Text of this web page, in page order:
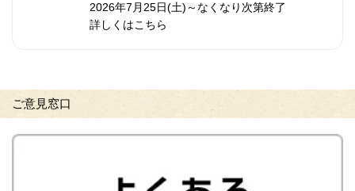
2026年7月25日(土)～なくなり次第終了
詳しくはこちら
ご意見窓口